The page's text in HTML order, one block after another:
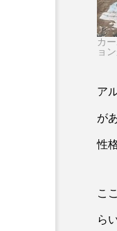
カ
ョ
ア
が
性
こ
ら